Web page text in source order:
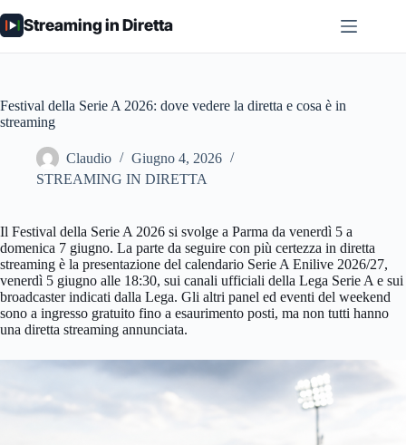
al
contenuto
Streaming in Diretta
Festival della Serie A 2026: dove vedere la diretta e cosa è in
streaming
Claudio
Giugno 4, 2026
STREAMING IN DIRETTA
Il Festival della Serie A 2026 si svolge a Parma da venerdì 5 a
domenica 7 giugno. La parte da seguire con più certezza in diretta
streaming è la presentazione del calendario Serie A Enilive 2026/27,
venerdì 5 giugno alle 18:30, sui canali ufficiali della Lega Serie A e sui
broadcaster indicati dalla Lega. Gli altri panel ed eventi del weekend
sono a ingresso gratuito fino a esaurimento posti, ma non tutti hanno
una diretta streaming annunciata.